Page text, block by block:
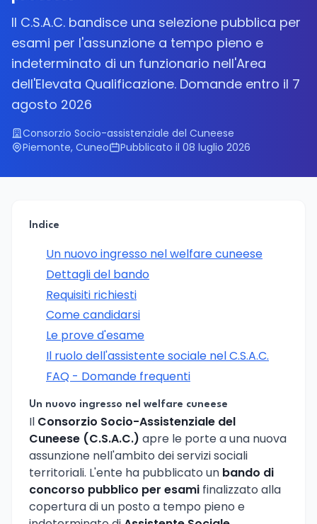
Il C.S.A.C. bandisce una selezione pubblica per
esami per l'assunzione a tempo pieno e
indeterminato di un funzionario nell'Area
dell'Elevata Qualificazione. Domande entro il 7
agosto 2026
Consorzio Socio-assistenziale del Cuneese
Piemonte, Cuneo
Pubblicato il 08 luglio 2026
Indice
Un nuovo ingresso nel welfare cuneese
Dettagli del bando
Requisiti richiesti
Come candidarsi
Le prove d'esame
Il ruolo dell'assistente sociale nel C.S.A.C.
FAQ - Domande frequenti
Un nuovo ingresso nel welfare cuneese
Il Consorzio Socio-Assistenziale del
Cuneese (C.S.A.C.) apre le porte a una nuova
assunzione nell'ambito dei servizi sociali
territoriali. L'ente ha pubblicato un bando di
concorso pubblico per esami finalizzato alla
copertura di un posto a tempo pieno e